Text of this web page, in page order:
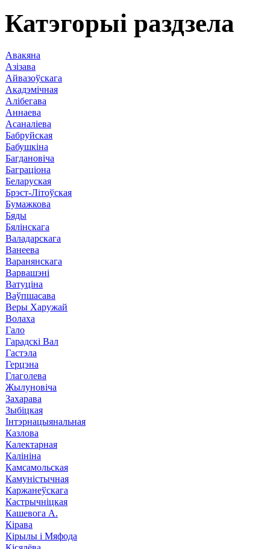
Катэгорыі раздзела
Авакяна
Азізава
Айвазоўскага
Акадэмічная
Алібегава
Аннаева
Асаналіева
Бабруйская
Бабушкіна
Багдановіча
Баграціона
Беларуская
Брэст-Літоўская
Бумажкова
Бяды
Бялінскага
Валадарскага
Ванеева
Варанянскага
Варвашэні
Ватуціна
Ваўпшасава
Веры Харужай
Волаха
Гало
Гарадскі Вал
Гастэла
Герцэна
Глаголева
Жылуновіча
Захарава
Зыбіцкая
Інтэрнацыянальная
Казлова
Калектарная
Калініна
Камсамольская
Камуністычная
Каржанеўскага
Кастрычніцкая
Кашевога А.
Кірава
Кірылы і Мяфода